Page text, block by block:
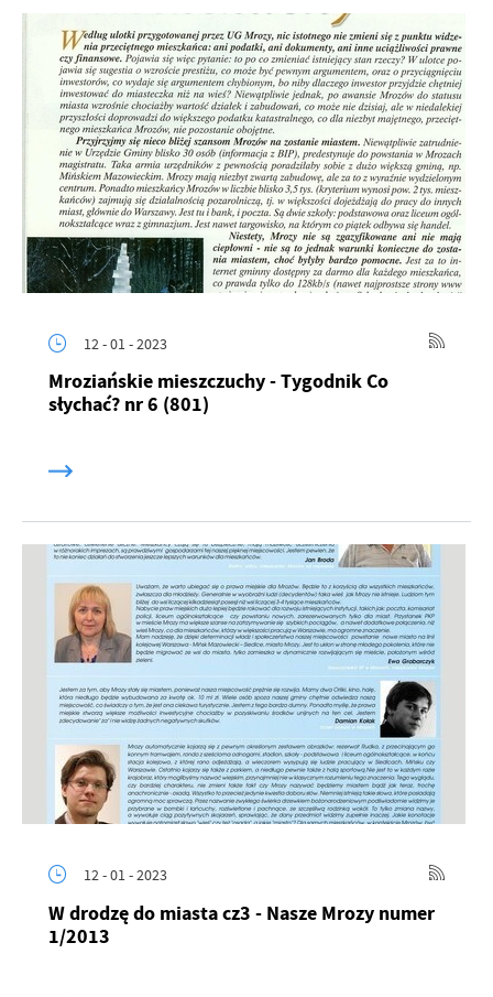
12 - 01 - 2023
Mroziańskie mieszczuchy - Tygodnik Co
słychać? nr 6 (801)
12 - 01 - 2023
W drodzę do miasta cz3 - Nasze Mrozy numer
1/2013